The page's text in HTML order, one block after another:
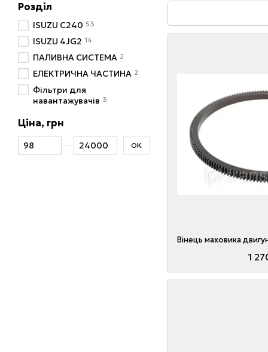
1
Розділ
ISUZU C240 53
ISUZU 4JG2 14
ПАЛИВНА СИСТЕМА 2
ЕЛЕКТРИЧНА ЧАСТИНА 2
Фільтри для
навантажувачів 3
Ціна, грн
Від Ціна, грн
До Ціна, грн ОК